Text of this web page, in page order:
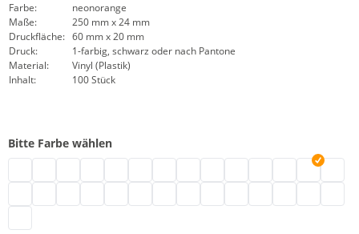
Farbe:
neonorange
Maße:
250 mm x 24 mm
Druckfläche: 60 mm x 20 mm
Druck:
1-farbig, schwarz oder nach Pantone
Material:
Vinyl (Plastik)
Inhalt:
100 Stück
Bitte Farbe wählen
Vinyl Einlassbänder | silber
Vinyl Einlassbänder | creme
Vinyl Einlassbänder |
VinylVinylVinylVinyl